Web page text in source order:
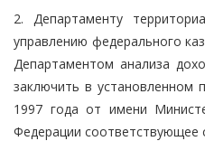
2. Департаменту
управлению федерального
Департаментом анализа
заключить в установленном
1997 года от имени
Федерации соответствующее